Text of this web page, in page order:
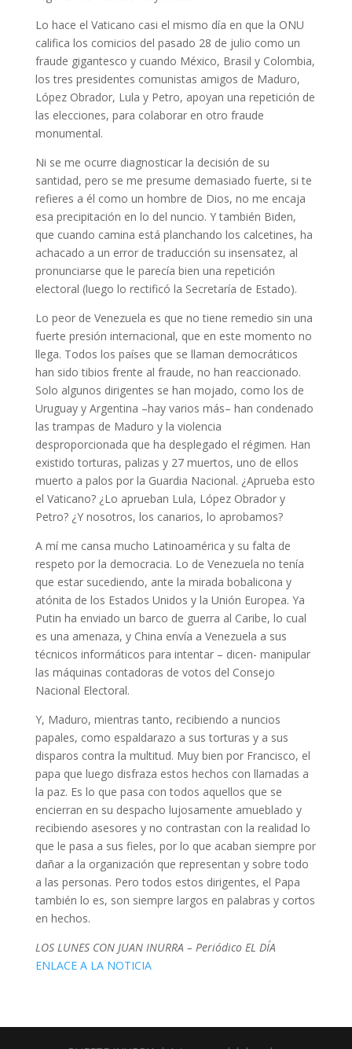
Lo hace el Vaticano casi el mismo día en que la ONU
califica los comicios del pasado 28 de julio como un
fraude gigantesco y cuando México, Brasil y Colombia,
los tres presidentes comunistas amigos de Maduro,
López Obrador, Lula y Petro, apoyan una repetición de
las elecciones, para colaborar en otro fraude
monumental.
Ni se me ocurre diagnosticar la decisión de su
santidad, pero se me presume demasiado fuerte, si te
refieres a él como un hombre de Dios, no me encaja
esa precipitación en lo del nuncio. Y también Biden,
que cuando camina está planchando los calcetines, ha
achacado a un error de traducción su insensatez, al
pronunciarse que le parecía bien una repetición
electoral (luego lo rectificó la Secretaría de Estado).
Lo peor de Venezuela es que no tiene remedio sin una
fuerte presión internacional, que en este momento no
llega. Todos los países que se llaman democráticos
han sido tibios frente al fraude, no han reaccionado.
Solo algunos dirigentes se han mojado, como los de
Uruguay y Argentina –hay varios más– han condenado
las trampas de Maduro y la violencia
desproporcionada que ha desplegado el régimen. Han
existido torturas, palizas y 27 muertos, uno de ellos
muerto a palos por la Guardia Nacional. ¿Aprueba esto
el Vaticano? ¿Lo aprueban Lula, López Obrador y
Petro? ¿Y nosotros, los canarios, lo aprobamos?
A mí me cansa mucho Latinoamérica y su falta de
respeto por la democracia. Lo de Venezuela no tenía
que estar sucediendo, ante la mirada bobalicona y
atónita de los Estados Unidos y la Unión Europea. Ya
Putin ha enviado un barco de guerra al Caribe, lo cual
es una amenaza, y China envía a Venezuela a sus
técnicos informáticos para intentar – dicen- manipular
las máquinas contadoras de votos del Consejo
Nacional Electoral.
Y, Maduro, mientras tanto, recibiendo a nuncios
papales, como espaldarazo a sus torturas y a sus
disparos contra la multitud. Muy bien por Francisco, el
papa que luego disfraza estos hechos con llamadas a
la paz. Es lo que pasa con todos aquellos que se
encierran en su despacho lujosamente amueblado y
recibiendo asesores y no contrastan con la realidad lo
que le pasa a sus fieles, por lo que acaban siempre por
dañar a la organización que representan y sobre todo
a las personas. Pero todos estos dirigentes, el Papa
también lo es, son siempre largos en palabras y cortos
en hechos.
LOS LUNES CON JUAN INURRA – Periódico EL DÍA
ENLACE A LA NOTICIA